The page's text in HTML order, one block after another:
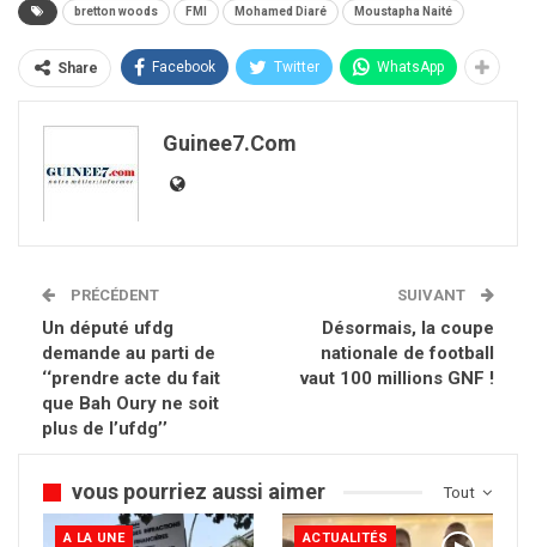
bretton woods FMI Mohamed Diaré Moustapha Naité
Share Facebook Twitter WhatsApp
Guinee7.com
PRÉCÉDENT
Un député ufdg
demande au parti de
‘‘prendre acte du fait
que Bah Oury ne soit
plus de l’ufdg’’
SUIVANT
Désormais, la coupe
nationale de football
vaut 100 millions GNF !
Tout
vous pourriez aussi aimer
A LA UNE ACTUALITÉS